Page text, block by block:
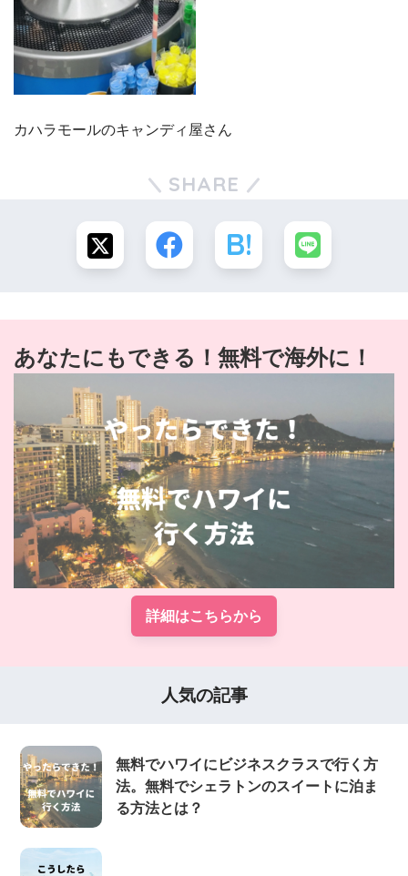
カハラモールのキャンディ屋さん
SHARE
あなたにもできる！無料で海外に！
詳細はこちらから
人気の記事
無料でハワイにビジネスクラスで行く方
法。無料でシェラトンのスイートに泊ま
る方法とは？